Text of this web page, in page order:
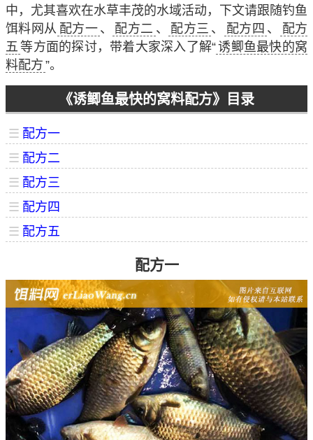
中，尤其喜欢在水草丰茂的水域活动，下文请跟随钓鱼
饵料网从 配方一 、 配方二 、 配方三 、 配方四 、
配方
五 等方面的探讨，带着大家深入了解“诱鲫鱼最快的窝
料配方 ”。
《诱鲫鱼最快的窝料配方》目录
☰ 配方一
☰ 配方二
☰ 配方三
☰ 配方四
☰ 配方五
配方一